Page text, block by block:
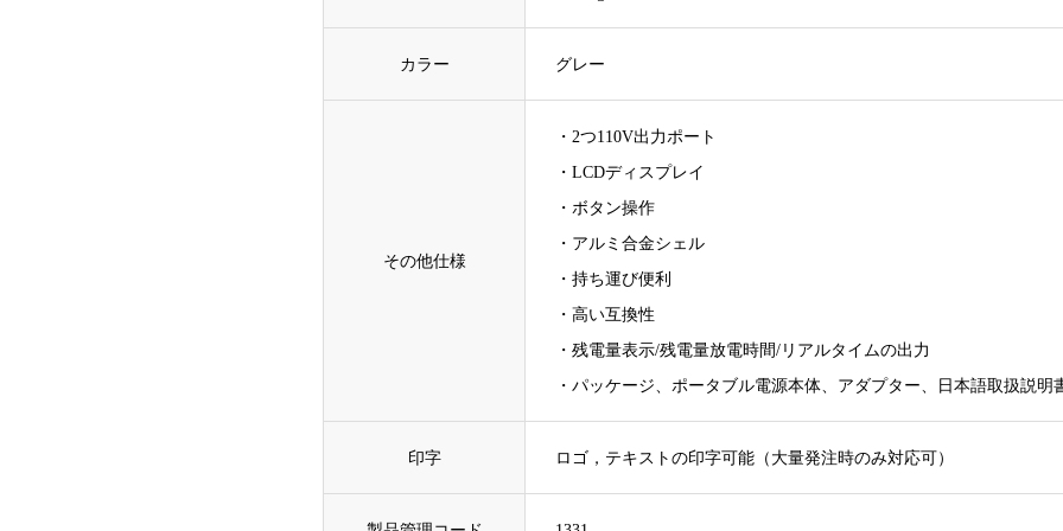
カラー グレー
その他仕様
・2つ110V出力ポート
・LCDディスプレイ
・ボタン操作
・アルミ合金シェル
・持ち運び便利
・高い互換性
・残電量表示/残電量放電時間/リアルタイムの出力
・パッケージ、ポータブル電源本体、アダプター、日本語取扱説明
印字 ロゴ，テキストの印字可能（大量発注時のみ対応可）